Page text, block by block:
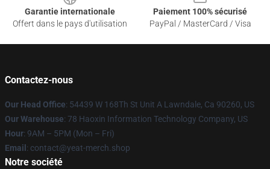
Garantie internationale
Offert dans le pays d'utilisation
Paiement 100% sécurisé
PayPal / MasterCard / Visa
Contactez-nous
Our Head Office: 54439 W 168Th St Unit A Lawndale, Ca 90260, US
Our Warehouse: 78 Haoxin Information Technology Company, US
Hour: 9AM – 5PM (Mon – Fri)
Email : contact@yeat-merch.shop
Notre société